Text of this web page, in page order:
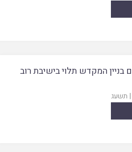
בניין המקדש תלוי בישיבת רוב
| תשעג